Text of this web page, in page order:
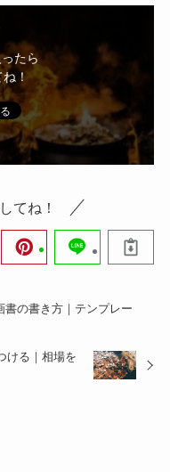
たら
！
てね！
の書き方｜テンプレー
ける｜相場を